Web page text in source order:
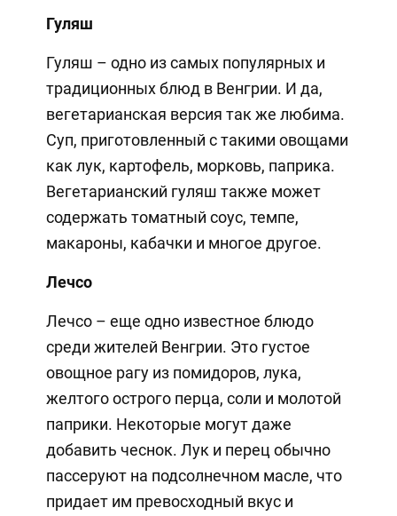
Гуляш
Гуляш – одно из самых популярных и
традиционных блюд в Венгрии. И да,
вегетарианская версия так же любима.
Суп, приготовленный с такими овощами
как лук, картофель, морковь, паприка.
Вегетарианский гуляш также может
содержать томатный соус, темпе,
макароны, кабачки и многое другое.
Лечсо
Лечсо – еще одно известное блюдо
среди жителей Венгрии. Это густое
овощное рагу из помидоров, лука,
желтого острого перца, соли и молотой
паприки. Некоторые могут даже
добавить чеснок. Лук и перец обычно
пассеруют на подсолнечном масле, что
придает им превосходный вкус и